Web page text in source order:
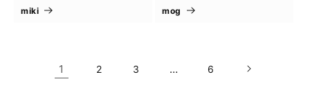
miki mog
1 2 3 … 6